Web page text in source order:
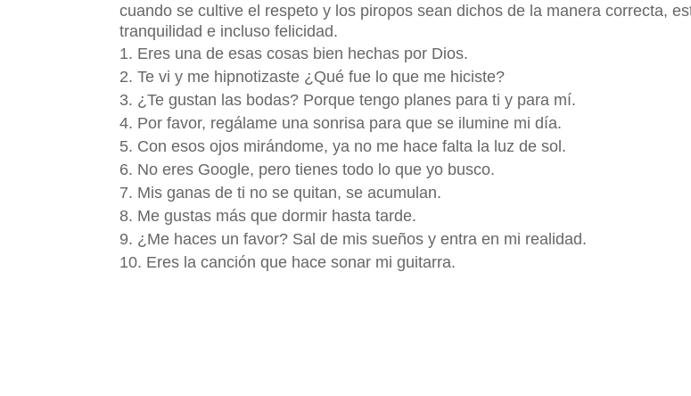
cuando se cultive el respeto y los piropos sean dichos de la manera correcta,
tranquilidad e incluso felicidad.
Eres una de esas cosas bien hechas por Dios.
Te vi y me hipnotizaste ¿Qué fue lo que me hiciste?
¿Te gustan las bodas? Porque tengo planes para ti y para mí.
Por favor, regálame una sonrisa para que se ilumine mi día.
Con esos ojos mirándome, ya no me hace falta la luz de sol.
No eres Google, pero tienes todo lo que yo busco.
Mis ganas de ti no se quitan, se acumulan.
Me gustas más que dormir hasta tarde.
¿Me haces un favor? Sal de mis sueños y entra en mi realidad.
Eres la canción que hace sonar mi guitarra.